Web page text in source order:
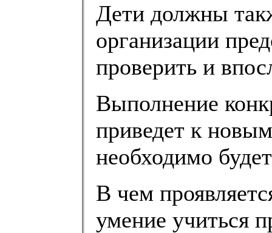
Дети должны
организации
проверить и
Выполнение
приведет к
необходимо
В чем
умение учиться